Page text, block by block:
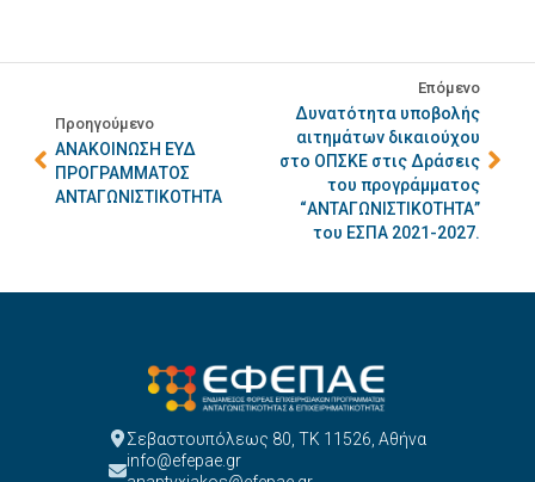
Προηγούμενο
ΑΝΑΚΟΙΝΩΣΗ ΕΥΔ
ΠΡΟΓΡΑΜΜΑΤΟΣ
ΑΝΤΑΓΩΝΙΣΤΙΚΟΤΗΤΑ
Επόμενο
Δυνατότητα υποβολής
αιτημάτων δικαιούχου
στο ΟΠΣΚΕ στις Δράσεις
του προγράμματος
“ΑΝΤΑΓΩΝΙΣΤΙΚΟΤΗΤΑ”
του ΕΣΠΑ 2021-2027.
Σεβαστουπόλεως 80, ΤΚ 11526, Αθήνα
info@efepae.gr